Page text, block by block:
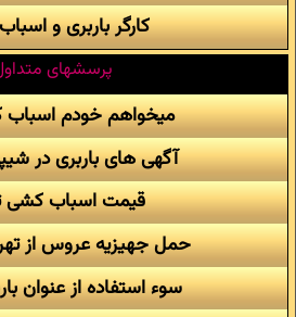
کارگر باربری و
پرسشهای
میخواهم خودم
آگهی های باربری در
قیمت اسباب کشی
حمل جهیزیه عروس از
سوء استفاده از عنوان